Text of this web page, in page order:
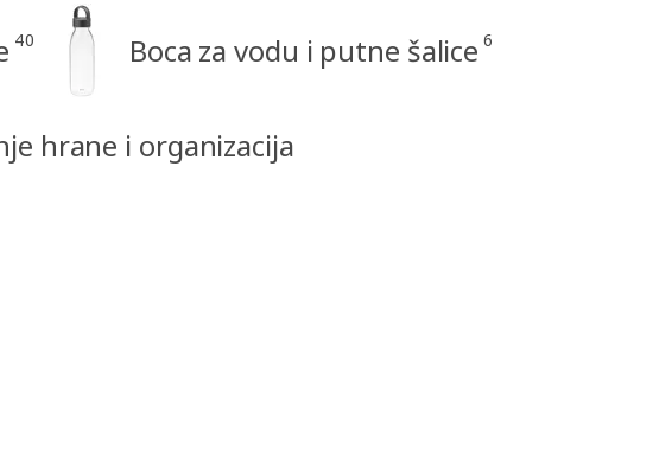
40 Boca za vodu i putne šalice 6
hrane i organizacija